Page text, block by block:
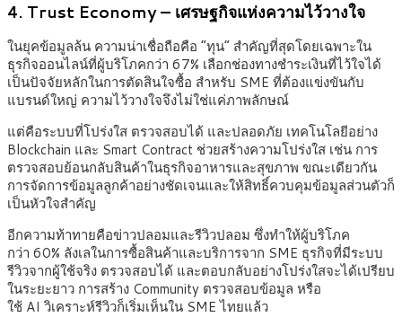
4. Trust Economy – เศรษฐกิจแห่งความไว้วางใจ
ในยุคข้อมูลล้น ความน่าเชื่อถือคือ “ทุน” สำคัญที่สุดโดยเฉพาะใน
ธุรกิจออนไลน์ที่ผู้บริโภคกว่า 67% เลือกช่องทางชำระเงินที่ไว้ใจได้
เป็นปัจจัยหลักในการตัดสินใจซื้อ สำหรับ SME ที่ต้องแข่งขันกับ
แบรนด์ใหญ่ ความไว้วางใจจึงไม่ใช่แค่ภาพลักษณ์
แต่คือระบบที่โปร่งใส ตรวจสอบได้ และปลอดภัย เทคโนโลยีอย่าง
Blockchain และ Smart Contract ช่วยสร้างความโปร่งใส เช่น การ
ตรวจสอบย้อนกลับสินค้าในธุรกิจอาหารและสุขภาพ ขณะเดียวกัน
การจัดการข้อมูลลูกค้าอย่างชัดเจนและให้สิทธิ์ควบคุมข้อมูลส่วนตัวก็
เป็นหัวใจสำคัญ
อีกความท้าทายคือข่าวปลอมและรีวิวปลอม ซึ่งทำให้ผู้บริโภค
กว่า 60% ลังเลในการซื้อสินค้าและบริการจาก SME ธุรกิจที่มีระบบ
รีวิวจากผู้ใช้จริง ตรวจสอบได้ และตอบกลับอย่างโปร่งใสจะได้เปรียบ
ในระยะยาว การสร้าง Community ตรวจสอบข้อมูล หรือ
ใช้ AI วิเคราะห์รีวิวก็เริ่มเห็นใน SME ไทยแล้ว